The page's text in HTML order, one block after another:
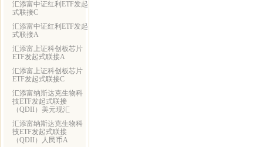
汇添富中证红利ETF发起
式联接C
汇添富中证红利ETF发起
式联接A
汇添富上证科创板芯片
ETF发起式联接A
汇添富上证科创板芯片
ETF发起式联接C
汇添富纳斯达克生物科
技ETF发起式联接
（QDII）美元现汇
汇添富纳斯达克生物科
技ETF发起式联接
（QDII）人民币A